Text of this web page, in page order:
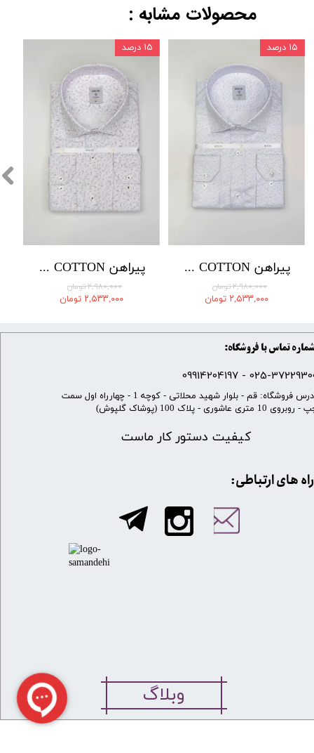
پیراهن COTTON برند BOLOS کد 03-2053
۲,۹۸۰,۰۰۰ تومان
۲,۵۳۳,۰۰۰ تومان
۱۵ درصد
پیراهن COTTON برند BOLOS کد 05-0113
۲,۹۸۰,۰۰۰ تومان
۲,۵۳۳,۰۰۰ تومان
۱۵ درصد
محصولات مشابه :
شماره تماس با فروشگاه:
025-37229300 -
کیفیت دستور کار ماست
​آدرس فروشگاه: قم - بلوار شهید محلاتی - کوچه 1 - چهارراه اول سمت
10 متری عاشوری - پلاک 100 (پوشاک گلپوش)
​​راه های ارتباطی:
وبلاگ